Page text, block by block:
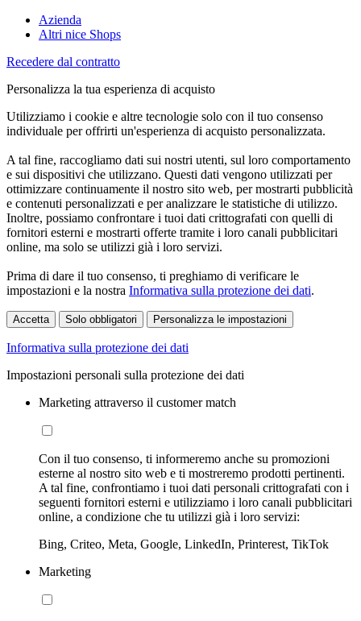
Azienda
Altri nice Shops
Recedere dal contratto
Personalizza la tua esperienza di acquisto
Utilizziamo i cookie e altre tecnologie solo con il tuo consenso
individuale per offrirti un'esperienza di acquisto personalizzata.
A tal fine, raccogliamo dati sui nostri utenti, sul loro comportamento
e sui dispositivi che utilizzano. Questi dati vengono utilizzati per
ottimizzare continuamente il nostro sito web, per mostrarti pubblicità
e contenuti personalizzati e per analizzare le statistiche di utilizzo.
Inoltre, possiamo confrontare i tuoi dati crittografati con quelli di
fornitori esterni e mostrarti offerte tramite i loro canali pubblicitari
online, ma solo se utilizzi già i loro servizi.
Prima di dare il tuo consenso, ti preghiamo di verificare le
impostazioni e la nostra Informativa sulla protezione dei dati.
Accetta Solo obbligatori Personalizza le impostazioni
Informativa sulla protezione dei dati
Impostazioni personali sulla protezione dei dati
Marketing attraverso il customer match
Con il tuo consenso, ti informeremo anche su promozioni
esterne al nostro sito web e ti mostreremo prodotti pertinenti.
A tal fine, confrontiamo i tuoi dati personali crittografati con i
seguenti fornitori esterni e utilizziamo i loro canali pubblicitari
online, a condizione che tu utilizzi già i loro servizi:
Bing, Criteo, Meta, Google, LinkedIn, Printerest, TikTok
Marketing